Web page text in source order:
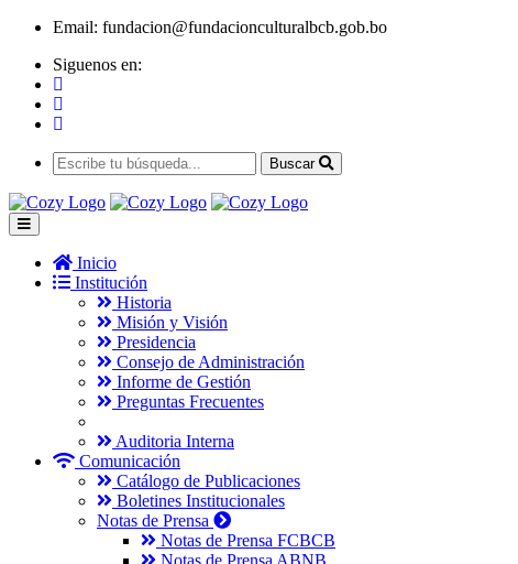
Email: fundacion@fundacionculturalbcb.gob.bo
Siguenos en:
Buscar
Inicio
Institución
Historia
Misión y Visión
Presidencia
Consejo de Administración
Informe de Gestión
Preguntas Frecuentes
Auditoria Interna
Comunicación
Catálogo de Publicaciones
Boletines Institucionales
Notas de Prensa
Notas de Prensa FCBCB
Notas de Prensa ABNB